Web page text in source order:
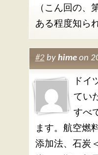
（こん回の、
ある程度知ら
#2by himeon
ドイ
てい
すべ
ます。航空燃
添加法、石炭